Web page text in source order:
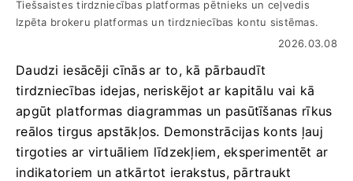
Tiešsaistes tirdzniecības platformas pētnieks un ceļvedis
Izpēta brokeru platformas un tirdzniecības kontu sistēmas.
2026.03.08
Daudzi iesācēji cīnās ar to, kā pārbaudīt
tirdzniecības idejas, neriskējot ar kapitālu vai kā
apgūt platformas diagrammas un pasūtīšanas rīkus
reālos tirgus apstākļos. Demonstrācijas konts ļauj
tirgoties ar virtuāliem līdzekļiem, eksperimentēt ar
indikatoriem un atkārtot ierakstus, pārtraukt